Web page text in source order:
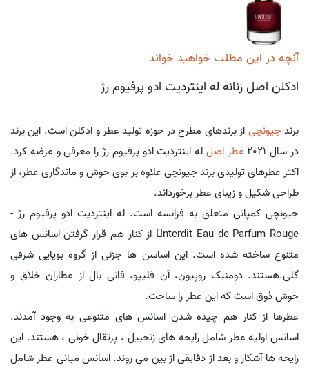
آنچه در این مطلب خواهید خواند
ادکلن اصل زنانه له اینتردیت ادو پرفیوم رژ
برندجیونچی از برندهای مطرح در حوزه تولید عطر و ادکلن است. این برند
در سال 2021
عطر اصل له اینتردیت ادو پرفیوم رژ را معرفی و عرضه کرد.
اکثر عطرهای تولیدی برند جیونچی علاوه بر بوی خوش و ماندگاری عطر، از
طراحی شکیل و زیبای عطر برخورداند.
جیونچی کمپانی متعلق به فرانسه است. له اینتردیت ادو پرفیوم رژ -
L'Interdit Eau de Parfum Rouge از کنار هم قرار گرفتن اسانس های
متنوع ساخته شده است. این اساسن ها جزئی از گروه بویایی شرقی
گلی.هستند. دومنیک روپیون، آن فلیپو، فانی بال از عطاران خلاق و
خوش ذوق است که این عطر را ساخت.
عطرها از کنار هم چیده شدن اسانس های متنوعی به وجود آمدند.
اسانس اولیه عطر شامل رایحه های زنجبیل ، پرتقال خونی ، هستند. این
رایحه ها آشکار و بعد از دقایقی از بین می روند. اسانس میانی عطر شامل